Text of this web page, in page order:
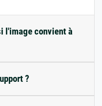
l'image convient à
?